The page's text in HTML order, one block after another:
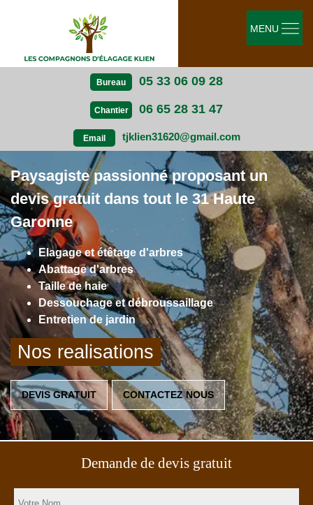
Bureau 05 33 06 09 28
Chantier 06 65 28 31 47
Email tjklien31620@gmail.com
MENU
Paysagiste passionné proposant un
devis gratuit dans tout le 31 Haute
Garonne
Elagage et étêtage d'arbres
Abattage d'arbres
Taille de haie
Dessouchage et débroussaillage
Entretien de jardin
Nos realisations
DEVIS GRATUIT CONTACTEZ NOUS
Demande de devis gratuit